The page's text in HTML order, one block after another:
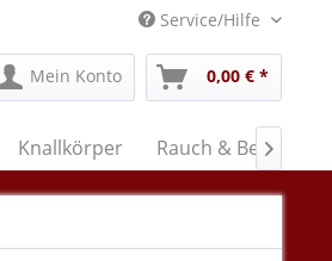
Service/Hilfe
Mein Konto 0,00 € *
Knallkörper Rauch & Bengal
